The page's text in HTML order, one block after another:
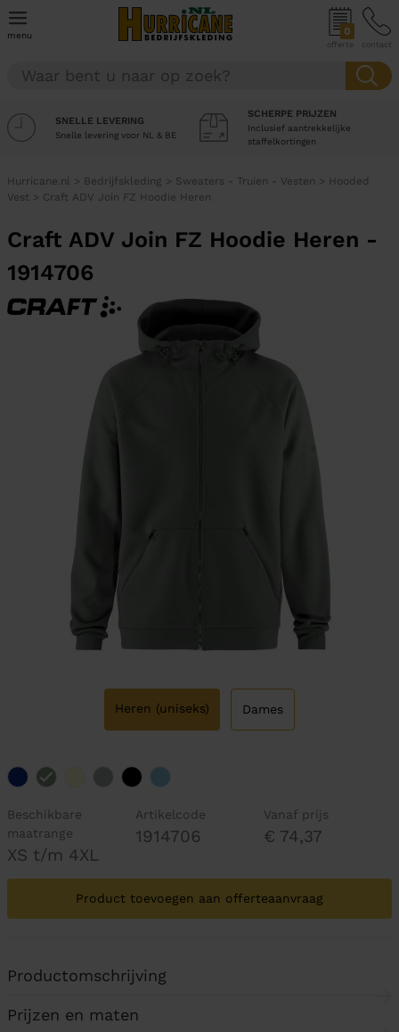
menu 0
offerte contact
SNELLE LEVERING
Snelle levering voor NL & BE
SCHERPE PRIJZEN
Inclusief aantrekkelijke
staffelkortingen
Hurricane.nl > Bedrijfskleding > Sweaters - Truien - Vesten >
Hooded
Vest > Craft ADV Join FZ Hoodie Heren
Craft ADV Join FZ Hoodie Heren -
1914706
Heren (uniseks) Dames
Beschikbare
maatrange
XS t/m 4XL
Artikelcode
1914706
Vanaf prijs
€ 74,37
Product toevoegen aan offerteaanvraag
Productomschrijving
Prijzen en maten